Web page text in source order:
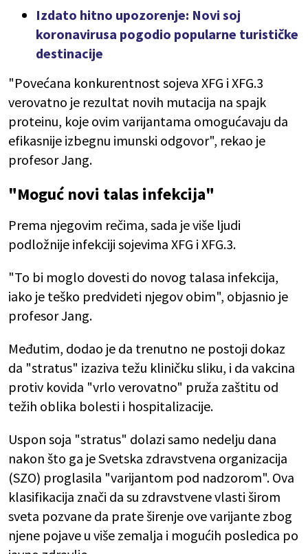
Izdato hitno upozorenje: Novi soj
koronavirusa pogodio popularne turističke
destinacije
"Povećana konkurentnost sojeva XFG i XFG.3
verovatno je rezultat novih mutacija na spajk
proteinu, koje ovim varijantama omogućavaju da
efikasnije izbegnu imunski odgovor", rekao je
profesor Jang.
"Moguć novi talas infekcija"
Prema njegovim rečima, sada je više ljudi
podložnije infekciji sojevima XFG i XFG.3.
"To bi moglo dovesti do novog talasa infekcija,
iako je teško predvideti njegov obim", objasnio je
profesor Jang.
Međutim, dodao je da trenutno ne postoji dokaz
da "stratus" izaziva težu kliničku sliku, i da vakcina
protiv kovida "vrlo verovatno" pruža zaštitu od
težih oblika bolesti i hospitalizacije.
Uspon soja "stratus" dolazi samo nedelju dana
nakon što ga je Svetska zdravstvena organizacija
(SZO) proglasila "varijantom pod nadzorom". Ova
klasifikacija znači da su zdravstvene vlasti širom
sveta pozvane da prate širenje ove varijante zbog
njene pojave u više zemalja i mogućih posledica po